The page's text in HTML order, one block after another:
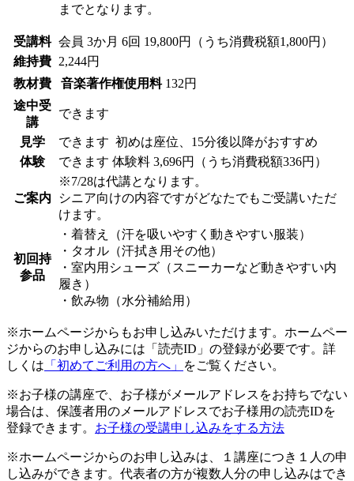
までとなります。
受講料 会員 3か月 6回 19,800円（うち消費税額1,800円）
維持費
2,244円
教材費
音楽著作権使用料 132円
途中受
講
できます
見学 できます 初めは座位、15分後以降がおすすめ
体験
できます 体験料 3,696円（うち消費税額336円）
ご案内
※7/28は代講となります。
シニア向けの内容ですがどなたでもご受講いただ
けます。
初回持
参品
・着替え（汗を吸いやすく動きやすい服装）
・タオル（汗拭き用その他）
・室内用シューズ（スニーカーなど動きやすい内
履き）
・飲み物（水分補給用）
※ホームページからもお申し込みいただけます。ホームペー
ジからのお申し込みには「読売ID」の登録が必要です。詳
しくは 「初めてご利用の方へ」 をご覧ください。
※お子様の講座で、お子様がメールアドレスをお持ちでない
場合は、保護者用のメールアドレスでお子様用の読売IDを
登録できます。 お子様の受講申し込みをする方法
※ホームページからのお申し込みは、１講座につき１人の申
し込みができます。代表者の方が複数人分の申し込みはでき